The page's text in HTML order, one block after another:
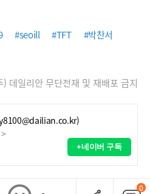
#seoill #TFT
#박찬서
데일리안 무단전재 및 재배포 금지
+네이버 구독
0